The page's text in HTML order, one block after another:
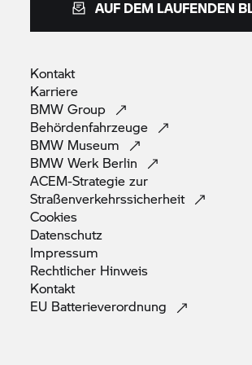
Festnetz, max. 0,60 EUR pro Anruf
AUF DEM LAUFENDEN
Kontakt
Karriere
BMWGroup
Behördenfahrzeuge
BMW Museum
BMW Werk Berlin
ACEM-Strategie zur
Straßenverkehrssicherheit
Cookies
Datenschutz
Impressum
Rechtlicher Hinweis
Kontakt
EU Batterieverordnung